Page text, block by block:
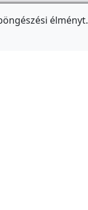
élményt.